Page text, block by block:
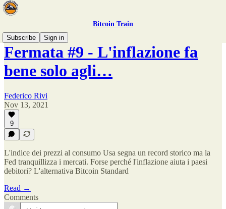
Bitcoin Train
Subscribe
Sign in
Fermata #9 - L'inflazione fa
bene solo agli…
Federico Rivi
Nov 13, 2021
9
L'indice dei prezzi al consumo Usa segna un record storico ma la
Fed tranquillizza i mercati. Forse perché l'inflazione aiuta i paesi
debitori? L'alternativa Bitcoin Standard
Read →
Comments